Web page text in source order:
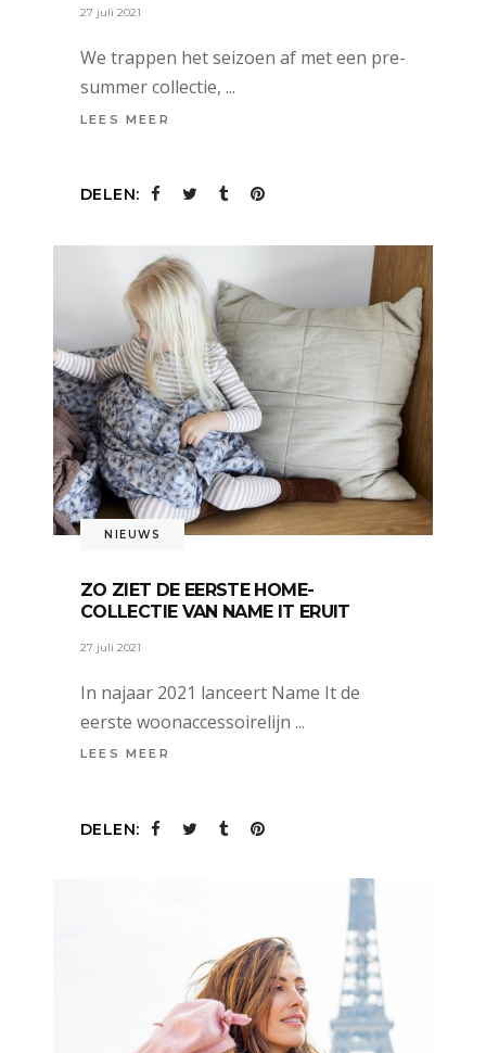
27 juli 2021
We trappen het seizoen af met een pre-
summer collectie,
LEES MEER
DELEN:
NIEUWS
ZO ZIET DE EERSTE HOME-
COLLECTIE VAN NAME IT ERUIT
27 juli 2021
In najaar 2021 lanceert Name It de
eerste woonaccessoirelijn
LEES MEER
DELEN: